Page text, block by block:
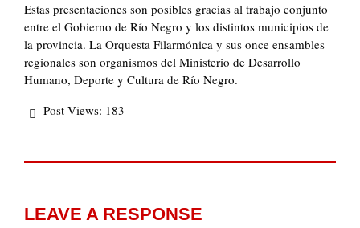
Estas presentaciones son posibles gracias al trabajo conjunto
entre el Gobierno de Río Negro y los distintos municipios de
la provincia. La Orquesta Filarmónica y sus once ensambles
regionales son organismos del Ministerio de Desarrollo
Humano, Deporte y Cultura de Río Negro.
Post Views: 183
LEAVE A RESPONSE